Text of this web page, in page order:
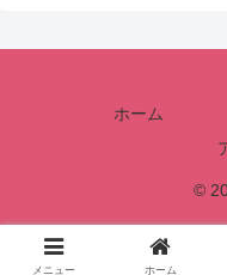
ホーム
©
メニュー ホーム